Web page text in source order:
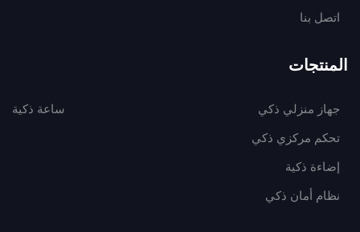
اتصل بنا
المنتجات
جهاز منزلي ذكي
تحكم مركزي ذكي
إضاءة ذكية
نظام أمان ذكي
ساعة ذكية